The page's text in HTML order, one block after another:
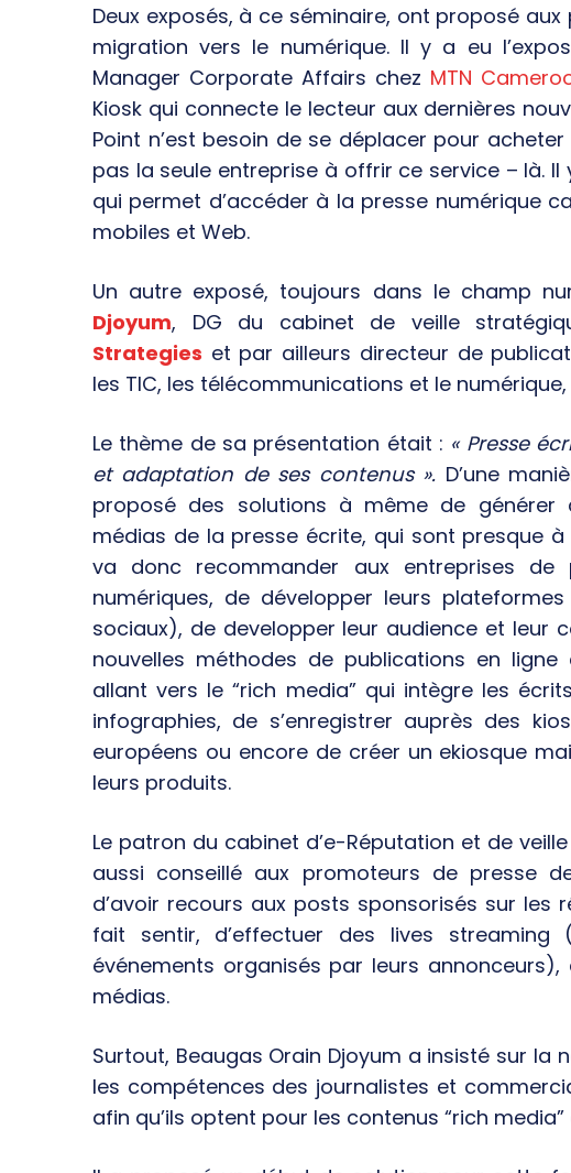
Deux exposés, à ce séminaire, ont proposé
migration vers le numérique. Il y a eu
Manager Corporate Affairs chez MTN
Kiosk qui connecte le lecteur aux dernières
Point n’est besoin de se déplacer pour acheter
pas la seule entreprise à offrir ce service – là.
qui permet d’accéder à la presse numérique
mobiles et Web.
Un autre exposé, toujours dans le champ
Djoyum, DG du cabinet de veille
Strategies et par ailleurs directeur de
les TIC, les télécommunications et le numérique,
Le thème de sa présentation était : « Presse
et adaptation de ses contenus ». D’une
proposé des solutions à même de générer
médias de la presse écrite, qui sont presque à
va donc recommander aux entreprises de
numériques, de développer leurs
sociaux), de developper leur audience et leur
nouvelles méthodes de publications en
allant vers le “rich media” qui intègre les
infographies, de s’enregistrer auprès des
européens ou encore de créer un ekiosque
leurs produits.
Le patron du cabinet d’e-Réputation et de
aussi conseillé aux promoteurs de presse
d’avoir recours aux posts sponsorisés sur les
fait sentir, d’effectuer des lives
événements organisés par leurs
médias.
Surtout, Beaugas Orain Djoyum a insisté sur
les compétences des journalistes et
afin qu’ils optent pour les contenus “rich